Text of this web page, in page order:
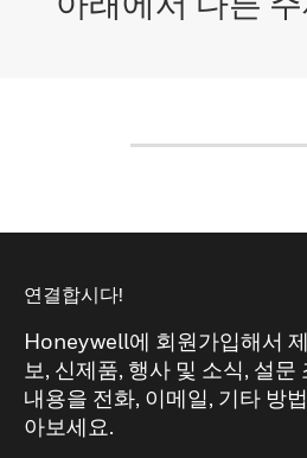
연결합시다!
Honeywell에 회원가입해서
보, 신제품, 행사 및 소식, 설문
내용을 전화, 이메일, 기타 방
아보세요.